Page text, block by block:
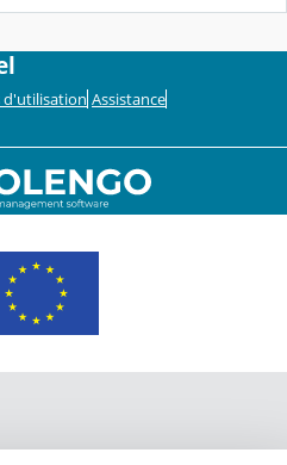
d'utilisation Assistance